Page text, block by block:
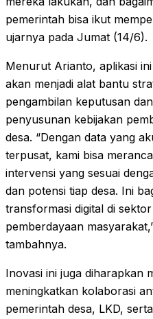
pemerintah bisa ikut
ujarnya pada Jumat (14/6).
Menurut Arianto, aplikasi
akan menjadi alat bantu
pengambilan keputusan dan
penyusunan kebijakan
desa. “Dengan data yang
terpusat, kami bisa
intervensi yang sesuai
dan potensi tiap desa. Ini
transformasi digital di sektor
pemberdayaan
tambahnya.
Inovasi ini juga diharapkan
meningkatkan kolaborasi
pemerintah desa, LKD, serta